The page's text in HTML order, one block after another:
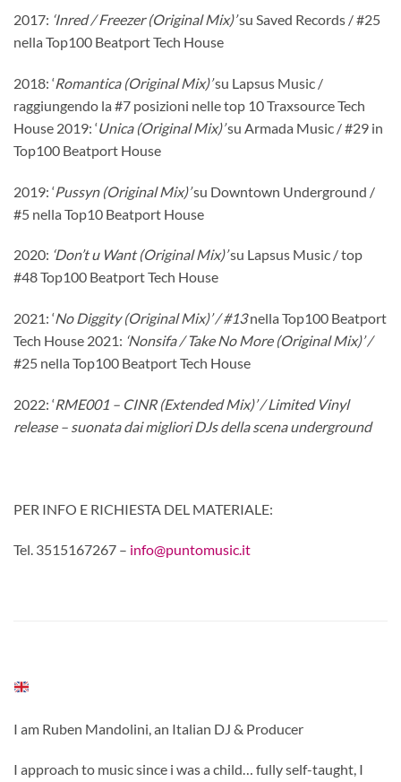
2017: ‘Inred / Freezer (Original Mix)’su Saved Records / #25
nella Top100 Beatport Tech House
2018: ‘Romantica (Original Mix)’su Lapsus Music /
raggiungendo la #7 posizioni nelle top 10 Traxsource Tech
House 2019: ‘Unica (Original Mix)’su Armada Music / #29 in
Top100 Beatport House
2019: ‘Pussyn (Original Mix)’su Downtown Underground /
#5 nella Top10 Beatport House
2020: ‘Don’t u Want (Original Mix)’su Lapsus Music / top
#48 Top100 Beatport Tech House
2021: ‘No Diggity (Original Mix)’ / #13nella Top100 Beatport
Tech House 2021: ‘Nonsifa / Take No More (Original Mix)’ /
#25 nella Top100 Beatport Tech House
2022: ‘RME001 – CINR (Extended Mix)’ / Limited Vinyl
release – suonata dai migliori DJs della scena underground
PER INFO E RICHIESTA DEL MATERIALE:
Tel. 3515167267 – info@puntomusic.it
I am Ruben Mandolini, an Italian DJ & Producer
I approach to music since i was a child… fully self-taught, I